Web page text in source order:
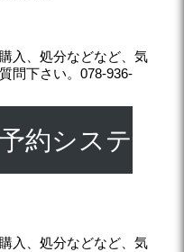
入、処分などなど、気
問下さい。078-936-
約システ
入、処分などなど、気